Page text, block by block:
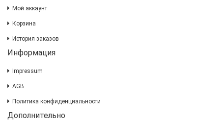
Мой аккаунт
Корзина
История заказов
Информация
Impressum
AGB
Политика конфиденциальности
Дополнительно